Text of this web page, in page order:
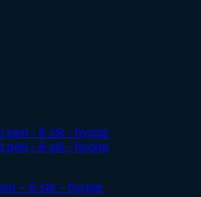
– 6 stk – hygge